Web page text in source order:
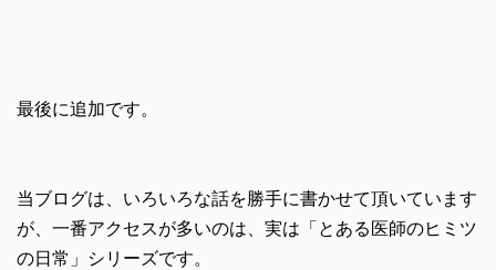
最後に追加です。
当ブログは、いろいろな話を勝手に書かせて頂いています
が、一番アクセスが多いのは、実は「とある医師のヒミツ
の日常」シリーズです。